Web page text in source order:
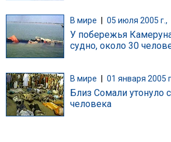
В мире 05 июля 2005 г.,
У побережья
судно, около 30
В мире 01 января 2005
Близ Сомали утонуло
человека